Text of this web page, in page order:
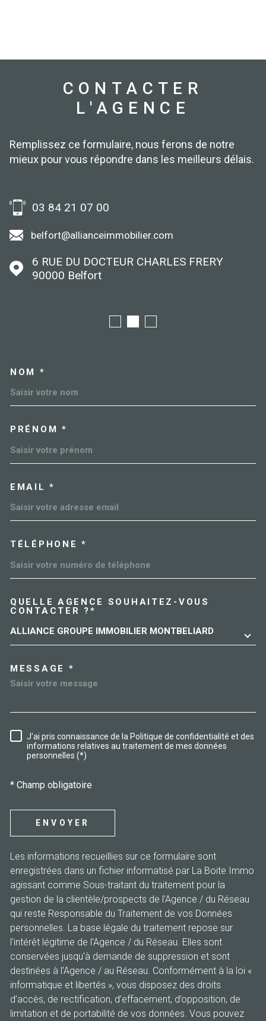
CONTACTER
L'AGENCE
Remplissez ce formulaire, nous ferons de notre
mieux pour vous répondre dans les meilleurs délais.
03 84 21 07 00
belfort@allianceimmobilier.com
6 RUE DU DOCTEUR CHARLES FRERY
90000
Belfort
NOM *
PRÉNOM *
EMAIL *
TÉLÉPHONE *
QUELLE AGENCE SOUHAITEZ-VOUS
CONTACTER ?*
ALLIANCE GROUPE IMMOBILIER MONTBELIARD
MESSAGE *
RÈGLEMENTATION
J'ai pris connaissance de la Politique de confidentialité et des
informations relatives au traitement de mes données
personnelles (*)
* Champ obligatoire
ENVOYER
Les informations recueillies sur ce formulaire sont
enregistrées dans un fichier informatisé par La Boite Immo
agissant comme Sous-traitant du traitement pour la
gestion de la clientèle/prospects de l'Agence / du Réseau
qui reste Responsable du Traitement de vos Données
personnelles. La base légale du traitement repose sur
l'intérêt légitime de l'Agence / du Réseau. Elles sont
conservées jusqu'à demande de suppression et sont
destinées à l'Agence / au Réseau. Conformément à la loi «
informatique et libertés », vous disposez des droits
d’accès, de rectification, d’effacement, d’opposition, de
limitation et de portabilité de vos données. Vous pouvez